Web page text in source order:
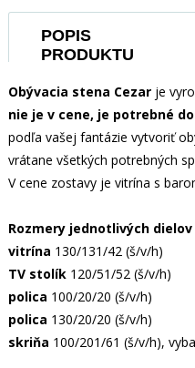
POPIS
PRODUKTU
Obývacia stena Cezar je
nie je v cene, je potrebné
podľa vašej fantázie vytvoriť
vrátane všetkých potrebných
V cene zostavy je vitrína s
Rozmery jednotlivých
vitrína 130/131/42 (š/v/h)
TV stolík 120/51/52 (š/v/h)
polica 100/20/20 (š/v/h)
polica 130/20/20 (š/v/h)
skriňa 100/201/61 (š/v/h),